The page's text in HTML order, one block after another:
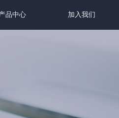
品中心 加入我们